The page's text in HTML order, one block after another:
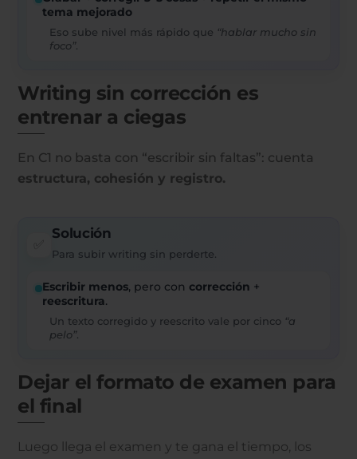
tema mejorado
Eso sube nivel más rápido que “hablar mucho sin
foco”.
Writing sin corrección es
entrenar a ciegas
En C1 no basta con “escribir sin faltas”: cuenta
estructura, cohesión y registro.
Solución
Para subir writing sin perderte.
Escribir menos, pero concorrección +
reescritura.
Un texto corregido y reescrito vale por cinco “a
pelo”.
Dejar el formato de examen para
el final
Luego llega el examen y te gana el tiempo, los